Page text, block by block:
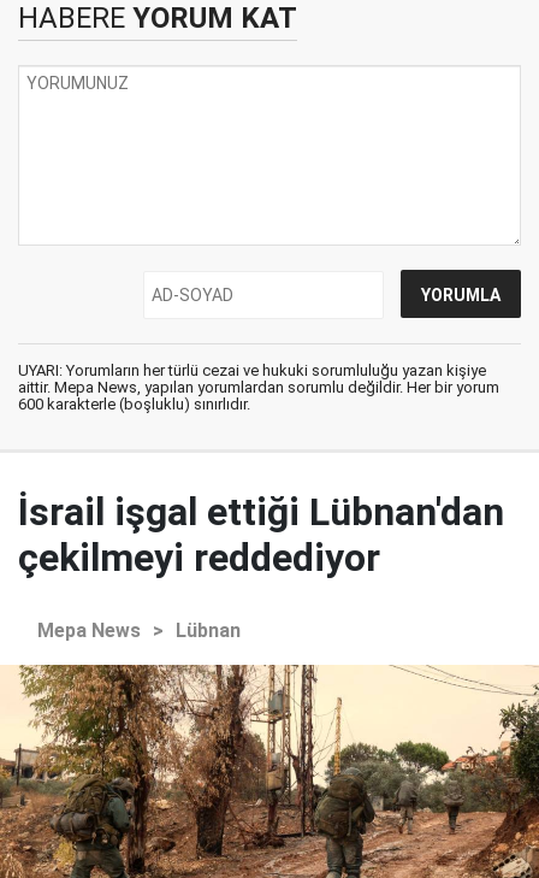
HABERE YORUM KAT
UYARI: Yorumların her türlü cezai ve hukuki sorumluluğu yazan kişiye
aittir. Mepa News, yapılan yorumlardan sorumlu değildir. Her bir yorum
600 karakterle (boşluklu) sınırlıdır.
İsrail işgal ettiği Lübnan'dan
çekilmeyi reddediyor
Mepa News > Lübnan